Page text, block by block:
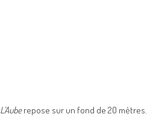
L’Auberepose sur un fond de 20 mètres.